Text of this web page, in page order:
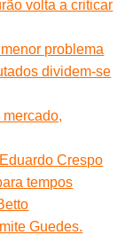
volta a criticar
problema
dividem-se
Crespo
tempos
Guedes.